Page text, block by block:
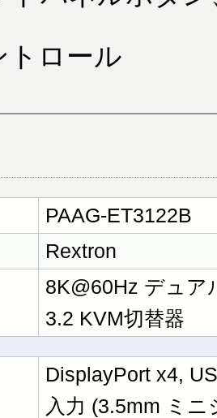
トロール
PAAG-ET3122B
Rextron
8K@60Hz デュア
3.2 KVM切替器
DisplayPort x4,
入力 (3.5mm ミ